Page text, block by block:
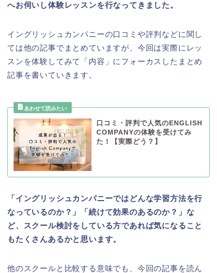
へお伺いし体験レッスンを行なってきました。
イングリッシュカンパニーの口コミや評判などに関し
ては他の記事でまとめていますが、今回は実際にレッ
スンを体験してみて「内容」にフォーカスしたまとめ
記事を書いていきます。
口コミ・評判で人気のENGLISH
COMPANYの体験を受けてみ
た！【実際どう？】
「イングリッシュカンパニーではどんな学習方法を行
なっているのか？」「続けて効果のあるのか？」な
ど、スクール検討をしている方であれば気になること
もたくさんあるかと思います。
他のスクールと比較する意味でも、今回の記事を読ん